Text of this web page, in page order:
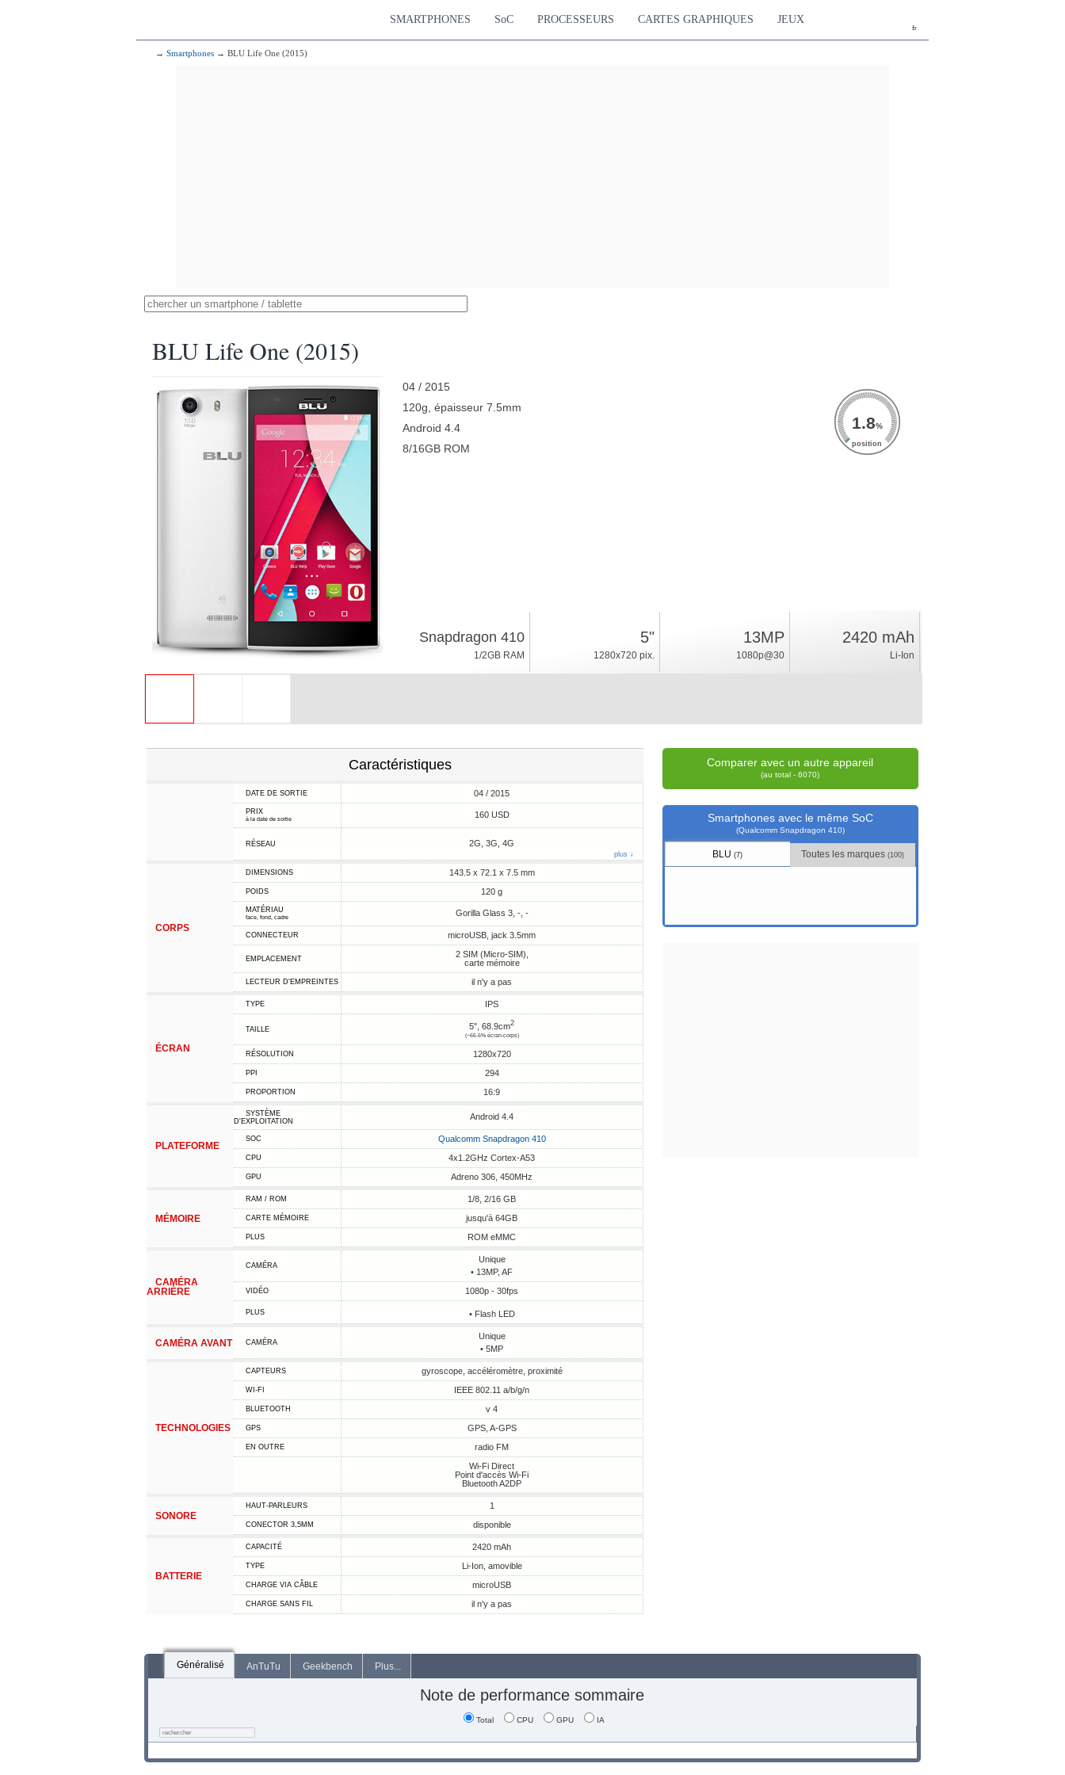
fr
SMARTPHONES SoC PROCESSEURS CARTES GRAPHIQUES JEUX
→ Smartphones → BLU Life One (2015)
BLU Life One (2015)
04 / 2015
120g, épaisseur 7.5mm
Android 4.4
8/16GB ROM
1.8%
position
Snapdragon 410
1/2GB RAM
5"
1280x720 pix.
13MP
1080p@30
2420 mAh
Li-Ion
Caractéristiques
DATE DE SORTIE 04 / 2015
PRIX
à la date de sortie 160 USD
RÉSEAU 2G, 3G, 4G
plus ↓
CORPS
DIMENSIONS 143.5 x 72.1 x 7.5 mm
POIDS 120 g
MATÉRIAU
face, fond, cadre Gorilla Glass 3, -, -
CONNECTEUR microUSB, jack 3.5mm
EMPLACEMENT
2 SIM (Micro-SIM),
carte mémoire
LECTEUR D'EMPREINTES il n'y a pas
ÉCRAN
TYPE IPS
TAILLE 5", 68.9cm2
(~66.6% écran-corps)
RÉSOLUTION 1280x720
PPI 294
PROPORTION 16:9
PLATEFORME
SYSTÈME
D'EXPLOITATION
Android 4.4
SOC Qualcomm Snapdragon 410
CPU 4x1.2GHz Cortex-A53
GPU Adreno 306, 450MHz
MÉMOIRE
RAM / ROM 1/8, 2/16 GB
CARTE MÉMOIRE jusqu'à 64GB
PLUS ROM eMMC
CAMÉRA
ARRIÈRE
CAMÉRA
Unique
• 13MP, AF
VIDÉO 1080p - 30fps
PLUS • Flash LED
CAMÉRA AVANT CAMÉRA
Unique
• 5MP
TECHNOLOGIES
CAPTEURS gyroscope, accéléromètre, proximité
WI-FI IEEE 802.11 a/b/g/n
BLUETOOTH v 4
GPS GPS, A-GPS
EN OUTRE
radio FM
Wi-Fi Direct
Point d'accès Wi-Fi
Bluetooth A2DP
SONORE
HAUT-PARLEURS 1
CONECTOR 3,5MM disponible
BATTERIE
CAPACITÉ 2420 mAh
TYPE Li-Ion, amovible
CHARGE VIA CÂBLE microUSB
CHARGE SANS FIL il n'y a pas
Comparer avec un autre appareil
(au total - 6070)
Smartphones avec le même SoC
(Qualcomm Snapdragon 410)
BLU(7) Toutes les marques(100)
Généralisé AnTuTu Geekbench Plus...
Note de performance sommaire
Total CPU GPU IA